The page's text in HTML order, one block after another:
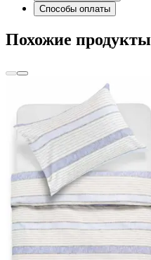
Способы оплаты
Похожие продукты